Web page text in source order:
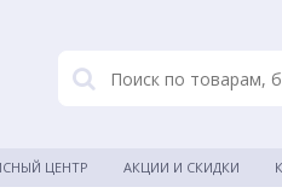
ЦЕНТР АКЦИИ И СКИДКИ